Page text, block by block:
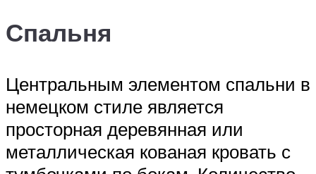
Спальня
Центральным элементом спальни в
немецком стиле является
просторная деревянная или
металлическая кованая кровать с